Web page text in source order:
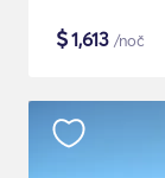
$1,613 /noč